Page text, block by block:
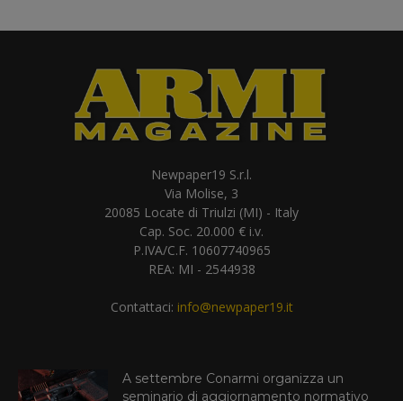
Newpaper19 S.r.l.
Via Molise, 3
20085 Locate di Triulzi (MI) - Italy
Cap. Soc. 20.000 € i.v.
P.IVA/C.F. 10607740965
REA: MI - 2544938
Contattaci: info@newpaper19.it
A settembre Conarmi organizza un
seminario di aggiornamento normativo